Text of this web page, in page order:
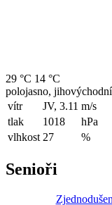
29 °C 14 °C
polojasno,
vítr
JV, 3.11 m/s
tlak
1018
hPa
vlhkost 27 %
Senioři